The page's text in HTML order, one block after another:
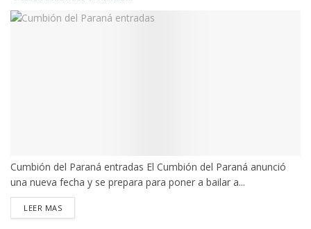
Cumbión del Paraná entradas El Cumbión del Paraná anunció
una nueva fecha y se prepara para poner a bailar a...
LEER MASDETAILS